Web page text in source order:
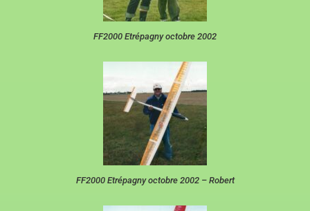
FF2000 Etrépagny octobre 2002
FF2000 Etrépagny octobre 2002 – Robert